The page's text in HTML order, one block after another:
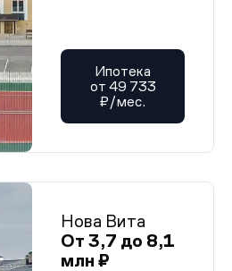
Ипотека
от 49 733
₽/мес.
Нова Вита
От 3,7 до 8,1
млн ₽